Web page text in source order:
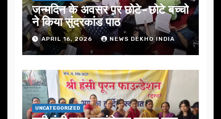
जन्मदिन के अवसर प़र छोटे-छोटे बच्चो
ने किया सुंदरकांड पाठ
APRIL 16, 2026 NEWS DEKHO INDIA
UNCATEGORIZED